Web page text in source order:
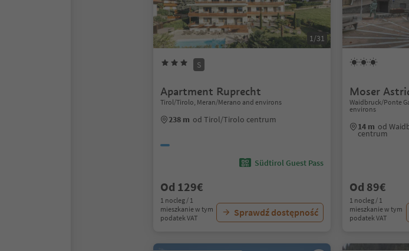
1/31
S
Apartment Ruprecht
Tirol/Tirolo, Meran/Merano and environs
238 m od Tirol/Tirolo centrum
Südtirol Guest Pass
Od 129€
1 nocleg / 1
mieszkanie w tym
podatek VAT
Sprawdź dostępność
Moser
Waidbruck/Ponte
environs
14 m od
centrum
Od 89€
1 nocleg / 1
mieszkanie w tym
podatek VAT